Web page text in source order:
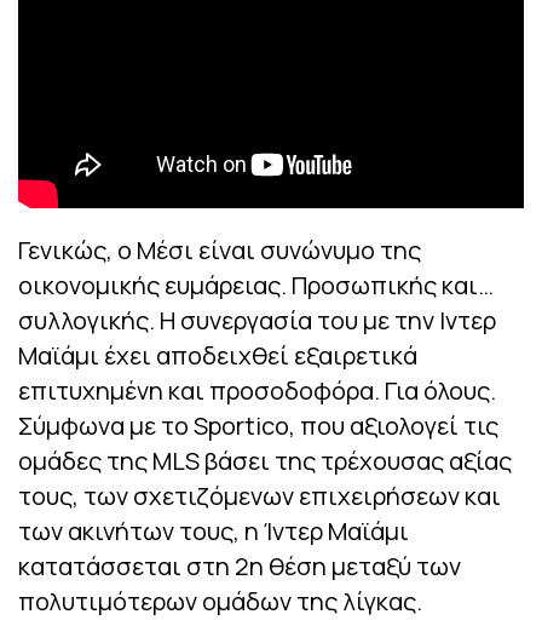
Γενικώς, ο Μέσι είναι συνώνυμο της
οικονομικής ευμάρειας. Προσωπικής και…
συλλογικής. Η συνεργασία του με την Ιντερ
Μαϊάμι έχει αποδειχθεί εξαιρετικά
επιτυχημένη και προσοδοφόρα. Για όλους.
Σύμφωνα με το Sportico, που αξιολογεί τις
ομάδες της MLS βάσει της τρέχουσας αξίας
τους, των σχετιζόμενων επιχειρήσεων και
των ακινήτων τους, η Ίντερ Μαϊάμι
κατατάσσεται στη 2η θέση μεταξύ των
πολυτιμότερων ομάδων της λίγκας.